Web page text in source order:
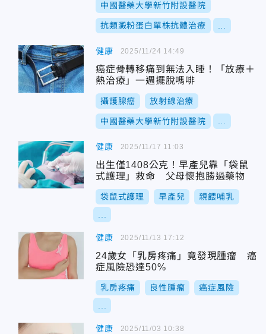
中國醫藥大學新竹附設醫院
抗類澱粉蛋白單株抗體治療
健康
癌症骨轉移痛到無法入睡！「放療＋
熱治療」一週擺脫嗎啡
攝護腺癌 放射線治療
中國醫藥大學新竹附設醫院
2025/11/24 14:49
健康
出生僅1408公克！早產兒靠「袋鼠
式護理」救命 父母懷抱勝過藥物
袋鼠式護理 早產兒 親餵哺乳
2025/11/17 11:03
健康
24歲女「乳房疼痛」竟發現腫瘤 癌
症風險恐達50%
乳房疼痛 良性腫瘤 癌症風險
2025/11/13 17:12
健康 2025/11/03 10:38